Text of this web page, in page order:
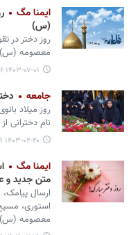
ایمنا مگ
(س)
روز دختر در
معصومه (س) و ۲۱ اردیبهشت سال
۱۴۰۳-۰۷-۰۱ ۱۵:۳۶
جامعه
روز میلاد
نام دخترانی
۱۴۰۳-۰۲-۲۰ ۱۶:۱۹
ایمنا مگ
متن جدید
ارسال
استوری،
معصومه